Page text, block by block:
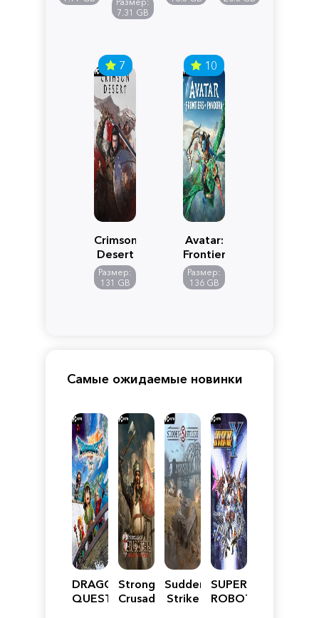
Edition
7.31 GB
7
Crimson
Desert
Размер:
131 GB
10
Avatar:
Frontiers
of
Pandora
Размер:
136 GB
Самые ожидаемые новинки
DRAGON
QUEST
Stronghold
Crusader:
Sudden
Strike
SUPER
ROBOT